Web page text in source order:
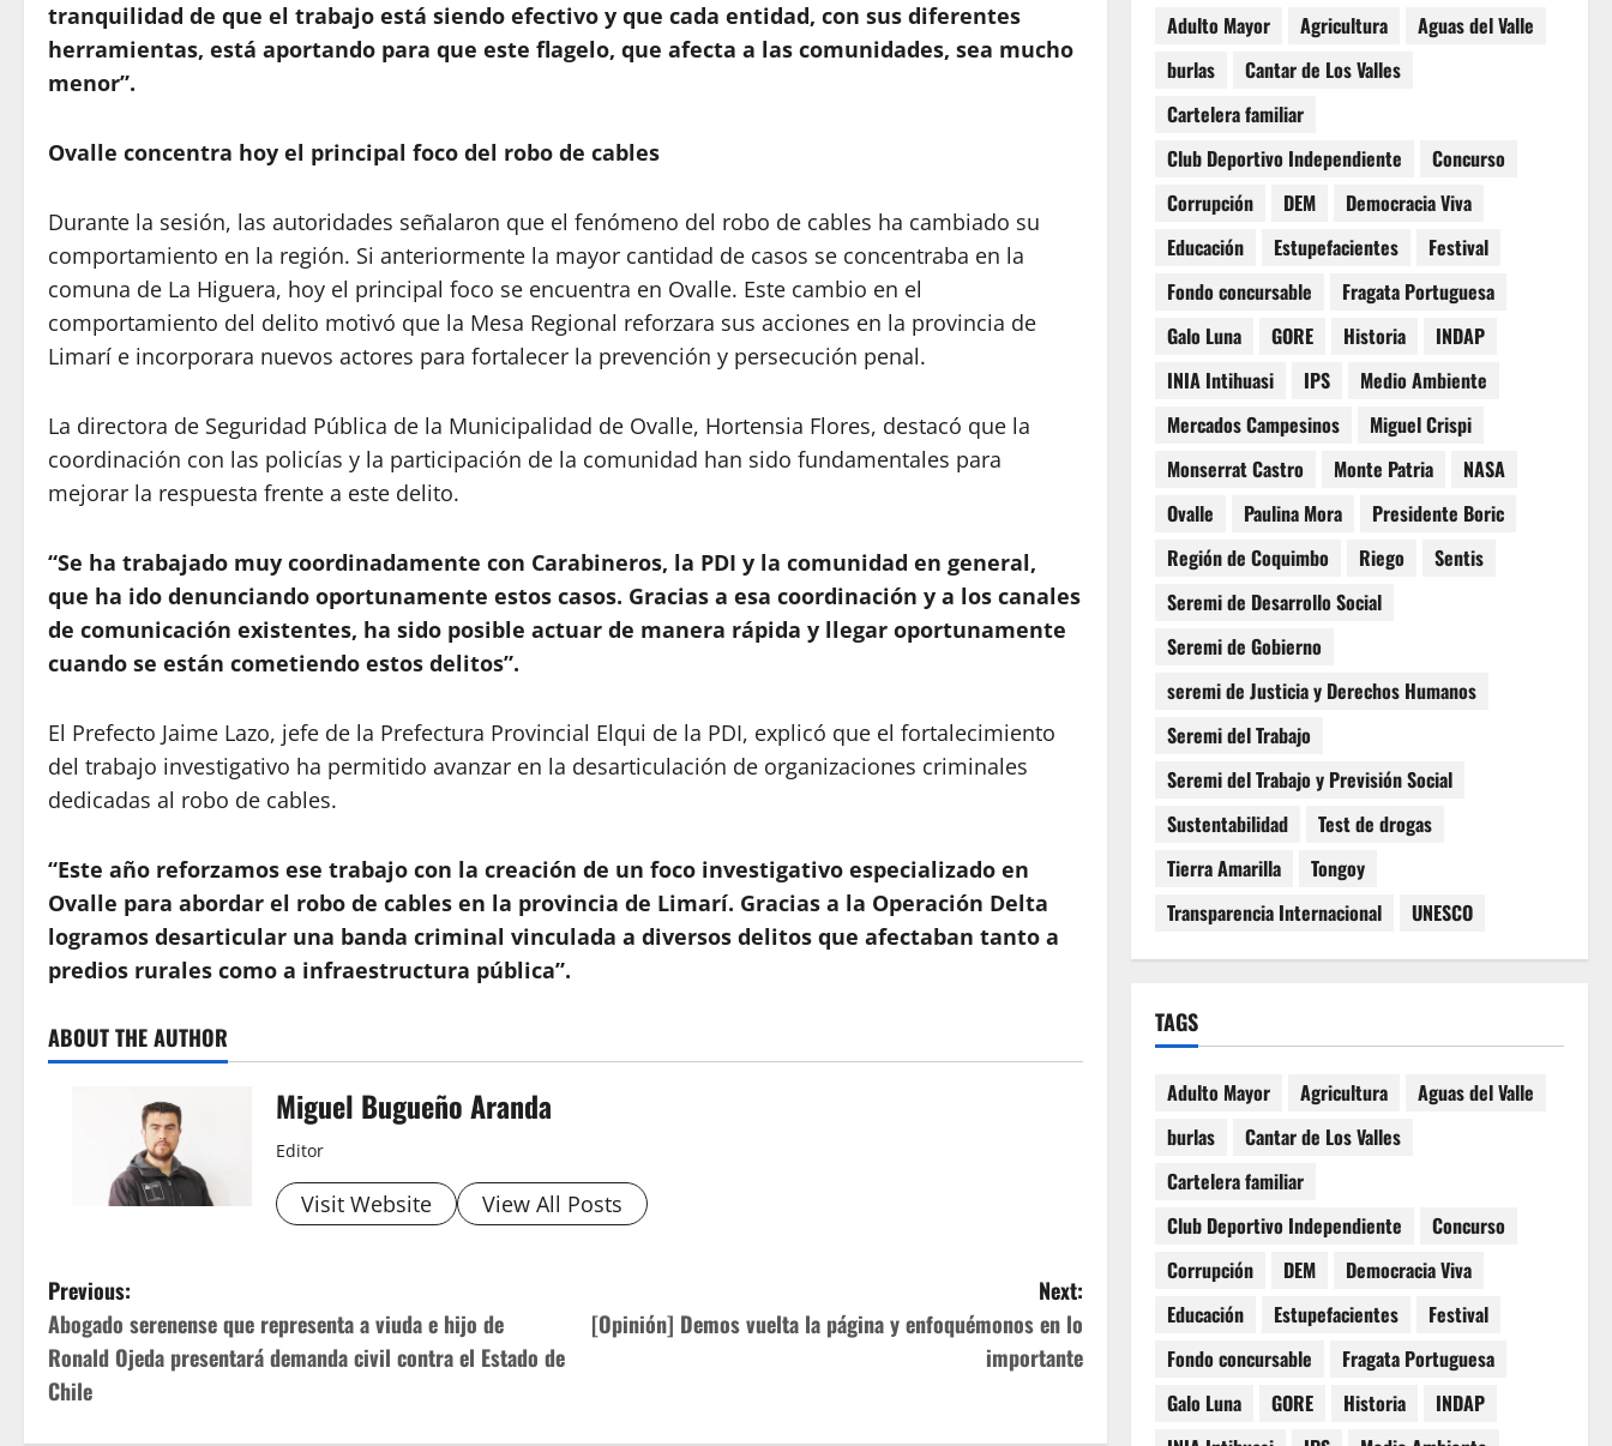
tranquilidad de que el trabajo está siendo efectivo y que cada entidad, con sus diferentes
herramientas, está aportando para que este flagelo, que afecta a las comunidades, sea mucho
menor”.
Ovalle concentra hoy el principal foco del robo de cables
Durante la sesión, las autoridades señalaron que el fenómeno del robo de cables ha cambiado su
comportamiento en la región. Si anteriormente la mayor cantidad de casos se concentraba en la
comuna de La Higuera, hoy el principal foco se encuentra en Ovalle. Este cambio en el
comportamiento del delito motivó que la Mesa Regional reforzara sus acciones en la provincia de
Limarí e incorporara nuevos actores para fortalecer la prevención y persecución penal.
La directora de Seguridad Pública de la Municipalidad de Ovalle, Hortensia Flores, destacó que la
coordinación con las policías y la participación de la comunidad han sido fundamentales para
mejorar la respuesta frente a este delito.
“Se ha trabajado muy coordinadamente con Carabineros, la PDI y la comunidad en general,
que ha ido denunciando oportunamente estos casos. Gracias a esa coordinación y a los canales
de comunicación existentes, ha sido posible actuar de manera rápida y llegar oportunamente
cuando se están cometiendo estos delitos”.
El Prefecto Jaime Lazo, jefe de la Prefectura Provincial Elqui de la PDI, explicó que el fortalecimiento
del trabajo investigativo ha permitido avanzar en la desarticulación de organizaciones criminales
dedicadas al robo de cables.
“Este año reforzamos ese trabajo con la creación de un foco investigativo especializado en
Ovalle para abordar el robo de cables en la provincia de Limarí. Gracias a la Operación Delta
logramos desarticular una banda criminal vinculada a diversos delitos que afectaban tanto a
predios rurales como a infraestructura pública”.
ABOUT THE AUTHOR
Miguel Bugueño Aranda
Editor
Visit Website View All Posts
P
o
s
Previous:
Abogado serenense que representa a viuda e hijo de
Ronald Ojeda presentará demanda civil contra el Estado de
Chile
Next:
[Opinión] Demos vuelta la página y enfoquémonos en lo
importante
Adulto Mayor Agricultura
Aguas del Valle
burlas
Cantar de Los Valles
Cartelera familiar
Club Deportivo Independiente
Concurso
Corrupción
DEM
Democracia Viva
Educación
Estupefacientes
Festival
Fondo concursable
Fragata Portuguesa
Galo Luna
GORE Historia
INDAP
INIA Intihuasi
IPS
Medio Ambiente
Mercados Campesinos
Miguel Crispi
Monserrat Castro
Monte Patria
NASA
Ovalle
Paulina Mora
Presidente Boric
Región de Coquimbo
Riego
Sentis
Seremi de Desarrollo Social
Seremi de Gobierno
seremi de Justicia y Derechos Humanos
Seremi del Trabajo
Seremi del Trabajo y Previsión Social
Sustentabilidad
Test de drogas
Tierra Amarilla
Tongoy
Transparencia Internacional
UNESCO
TAGS
Adulto Mayor Agricultura
Aguas del Valle
burlas
Cantar de Los Valles
Cartelera familiar
Club Deportivo Independiente
Concurso
Corrupción
DEM
Democracia Viva
Educación
Estupefacientes
Festival
Fondo concursable
Fragata Portuguesa
Galo Luna
GORE Historia
INDAP